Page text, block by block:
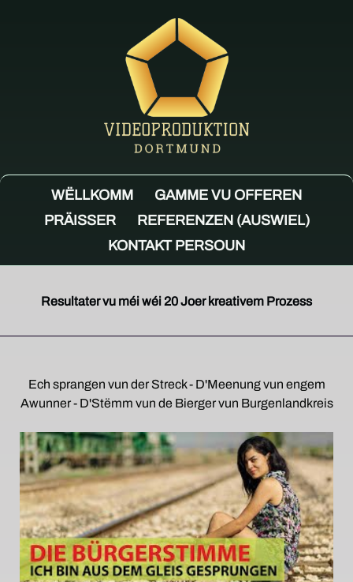
WËLLKOMM
GAMME VU OFFEREN
PRÄISSER
REFERENZEN (AUSWIEL)
KONTAKT PERSOUN
Resultater vu méi wéi 20 Joer kreativem Prozess
Ech sprangen vun der Streck - D'Meenung vun engem
Awunner - D'Stëmm vun de Bierger vun Burgenlandkreis